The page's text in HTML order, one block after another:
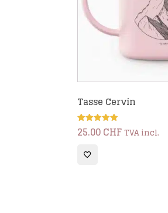
Tasse Cervin
Note
5.00
25.00CHFTVA incl.